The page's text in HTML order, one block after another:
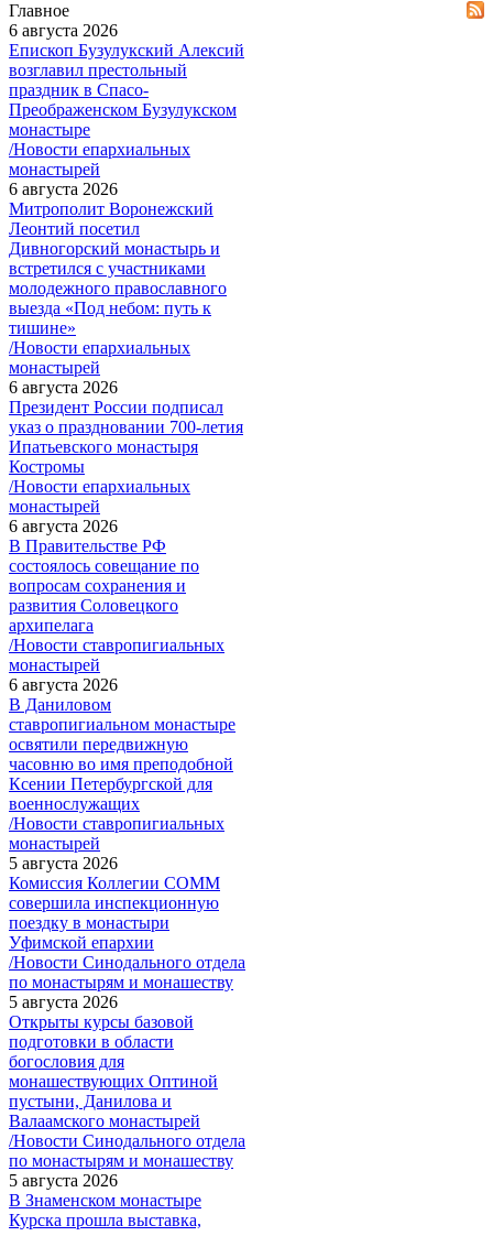
Главное
6 августа 2026
Епископ Бузулукский Алексий
возглавил престольный
праздник в Спасо-
Преображенском Бузулукском
монастыре
/Новости епархиальных
монастырей
6 августа 2026
Митрополит Воронежский
Леонтий посетил
Дивногорский монастырь и
встретился с участниками
молодежного православного
выезда «Под небом: путь к
тишине»
/Новости епархиальных
монастырей
6 августа 2026
Президент России подписал
указ о праздновании 700-летия
Ипатьевского монастыря
Костромы
/Новости епархиальных
монастырей
6 августа 2026
В Правительстве РФ
состоялось совещание по
вопросам сохранения и
развития Соловецкого
архипелага
/Новости ставропигиальных
монастырей
6 августа 2026
В Даниловом
ставропигиальном монастыре
освятили передвижную
часовню во имя преподобной
Ксении Петербургской для
военнослужащих
/Новости ставропигиальных
монастырей
5 августа 2026
Комиссия Коллегии СОММ
совершила инспекционную
поездку в монастыри
Уфимской епархии
/Новости Синодального отдела
по монастырям и монашеству
5 августа 2026
Открыты курсы базовой
подготовки в области
богословия для
монашествующих Оптиной
пустыни, Данилова и
Валаамского монастырей
/Новости Синодального отдела
по монастырям и монашеству
5 августа 2026
В Знаменском монастыре
Курска прошла выставка,